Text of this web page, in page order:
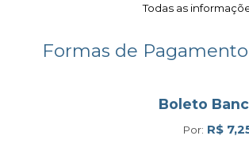
Todas as
Formas de Pagamento
Boleto
Por: R$